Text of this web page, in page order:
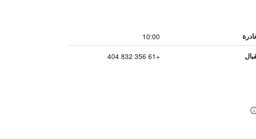
10:00
+61 356 832 404